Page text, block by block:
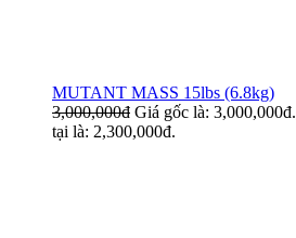
MUTANT MASS 15lbs (6.8kg)
3,000,000đ Giá gốc là: 3,000,000đ.
tại là: 2,300,000đ.